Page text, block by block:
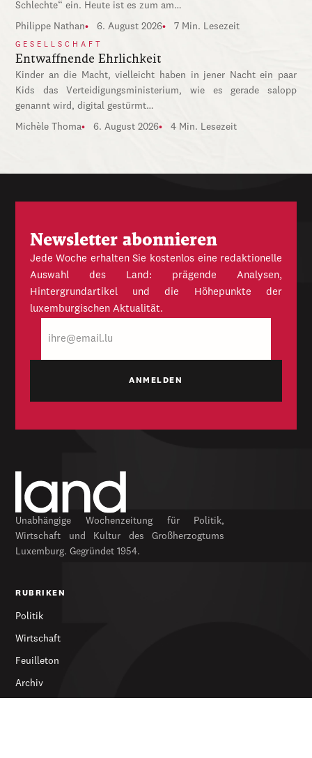
Schlechte“ ein. Heute ist es zum am…
Philippe Nathan 6. August 2026 7 Min. Lesezeit
GESELLSCHAFT
Entwaffnende Ehrlichkeit
Kinder an die Macht, vielleicht haben in jener Nacht ein paar
Kids das Verteidigungsministerium, wie es gerade salopp
genannt wird, digital gestürmt…
Michèle Thoma 6. August 2026 4 Min. Lesezeit
Newsletter abonnieren
Jede Woche erhalten Sie kostenlos eine redaktionelle
Auswahl des Land: prägende Analysen,
Hintergrundartikel und die Höhepunkte der
luxemburgischen Aktualität.
Mail
Unabhängige Wochenzeitung für Politik,
Wirtschaft und Kultur des Großherzogtums
Luxemburg. Gegründet 1954.
RUBRIKEN
Politik
Wirtschaft
Feuilleton
Archiv